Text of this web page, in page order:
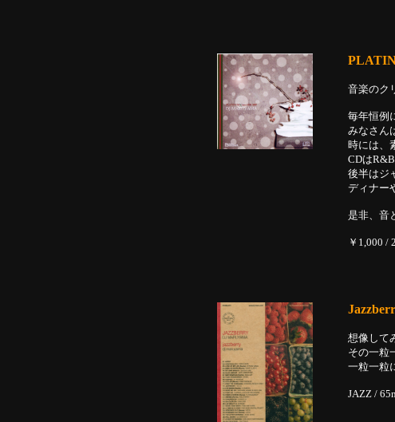
音楽のク
毎年恒例
みなさん
時には、
CDは
後半はジ
ディナー
是非、音
￥1,000 /
想像して
その一粒
一粒一粒
JAZZ /